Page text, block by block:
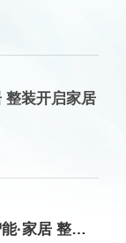
整装开启家居
下一篇:体验馆全新升级 | 立林全屋智能·家居 整装开启家居美学